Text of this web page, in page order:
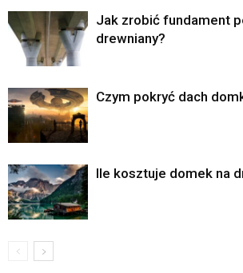
Jak zrobić fundament
drewniany?
Czym pokryć dach
Ile kosztuje domek na